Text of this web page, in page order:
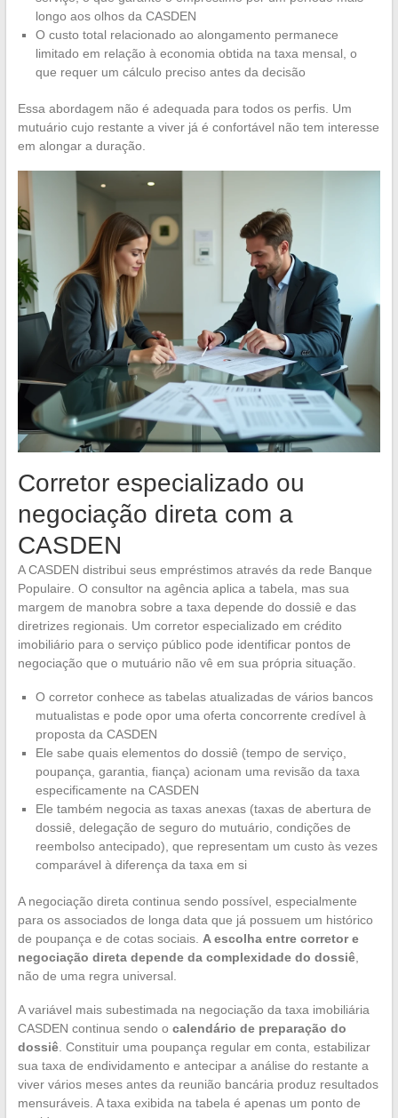
longo aos olhos da CASDEN
O custo total relacionado ao alongamento permanece
limitado em relação à economia obtida na taxa mensal, o
que requer um cálculo preciso antes da decisão
Essa abordagem não é adequada para todos os perfis. Um
mutuário cujo restante a viver já é confortável não tem interesse
em alongar a duração.
Corretor especializado ou
negociação direta com a
CASDEN
A CASDEN distribui seus empréstimos através da rede Banque
Populaire. O consultor na agência aplica a tabela, mas sua
margem de manobra sobre a taxa depende do dossiê e das
diretrizes regionais. Um corretor especializado em crédito
imobiliário para o serviço público pode identificar pontos de
negociação que o mutuário não vê em sua própria situação.
O corretor conhece as tabelas atualizadas de vários bancos
mutualistas e pode opor uma oferta concorrente credível à
proposta da CASDEN
Ele sabe quais elementos do dossiê (tempo de serviço,
poupança, garantia, fiança) acionam uma revisão da taxa
especificamente na CASDEN
Ele também negocia as taxas anexas (taxas de abertura de
dossiê, delegação de seguro do mutuário, condições de
reembolso antecipado), que representam um custo às vezes
comparável à diferença da taxa em si
A negociação direta continua sendo possível, especialmente
para os associados de longa data que já possuem um histórico
de poupança e de cotas sociais. A escolha entre corretor e
negociação direta depende da complexidade do dossiê,
não de uma regra universal.
A variável mais subestimada na negociação da taxa imobiliária
CASDEN continua sendo o calendário de preparação do
dossiê. Constituir uma poupança regular em conta, estabilizar
sua taxa de endividamento e antecipar a análise do restante a
viver vários meses antes da reunião bancária produz resultados
mensuráveis. A taxa exibida na tabela é apenas um ponto de